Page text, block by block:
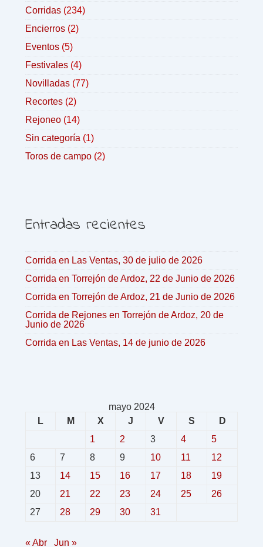
Corridas (234)
Encierros (2)
Eventos (5)
Festivales (4)
Novilladas (77)
Recortes (2)
Rejoneo (14)
Sin categoría (1)
Toros de campo (2)
Entradas recientes
Corrida en Las Ventas, 30 de julio de 2026
Corrida en Torrejón de Ardoz, 22 de Junio de 2026
Corrida en Torrejón de Ardoz, 21 de Junio de 2026
Corrida de Rejones en Torrejón de Ardoz, 20 de
Junio de 2026
Corrida en Las Ventas, 14 de junio de 2026
mayo 2024
L
M X J V S
D
1
2 3 4
5
6
7 8 9 10 11
12
13
14 15 16 17 18
19
20
21 22 23 24 25
26
27
28 29 30 31
« Abr Jun »